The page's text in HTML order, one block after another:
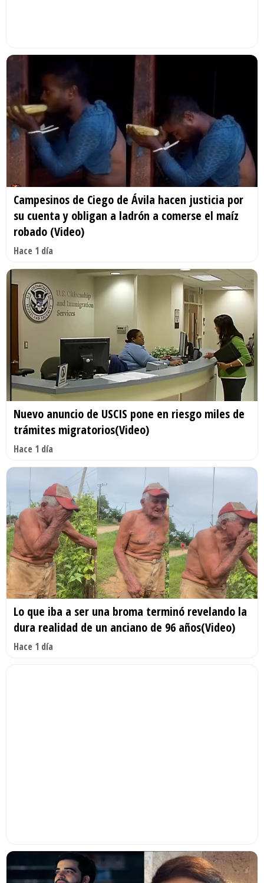
Campesinos de Ciego de Ávila hacen justicia por
su cuenta y obligan a ladrón a comerse el maíz
robado (Video)
Hace 1 día
Nuevo anuncio de USCIS pone en riesgo miles de
trámites migratorios(Video)
Hace 1 día
Lo que iba a ser una broma terminó revelando la
dura realidad de un anciano de 96 años(Video)
Hace 1 día